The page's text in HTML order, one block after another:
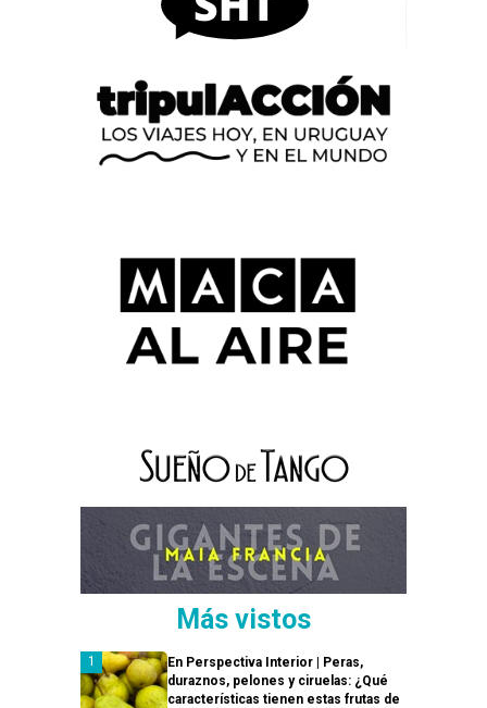
Más vistos
En Perspectiva Interior | Peras,
duraznos, pelones y ciruelas: ¿Qué
características tienen estas frutas de